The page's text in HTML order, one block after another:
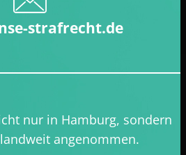
strafrecht.de
nur in Hamburg, sondern
angenommen.